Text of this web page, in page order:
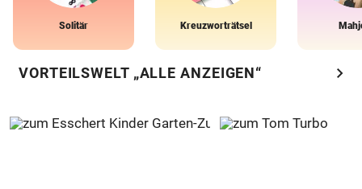
Solitär Kreuzworträtsel
VORTEILSWELT „ALLE ANZEIGEN“ chevron_right